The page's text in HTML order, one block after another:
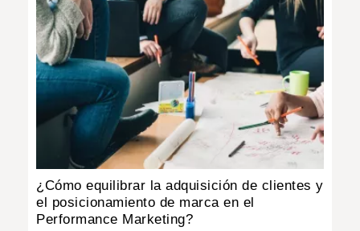
¿Cómo equilibrar la adquisición de clientes y
el posicionamiento de marca en el
Performance Marketing?